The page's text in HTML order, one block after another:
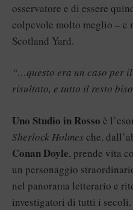
osservatore e di essere
colpevole molto meglio –
Scotland Yard.
“…questo era un caso per
risultato, e tutto il resto
Uno Studio in Rosso è
Sherlock Holmes che,
Conan Doyle, prende vita
un personaggio
nel panorama letterario e
investigatori di tutti i secoli.